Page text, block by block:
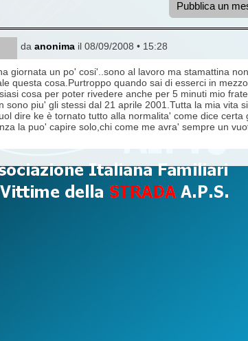
Pubblica un
da anonima il 08/09/2008 • 15:28
giornata un po' cosi'..sono al lavoro ma stamattina
questa cosa.Purtroppo quando sai di esserci in
cosa per poter rivedere anche per 5 minuti mio
sono piu' gli stessi dal 21 aprile 2001.Tutta la mia vita
dire ke è tornato tutto alla normalita' come dice
la puo' capire solo,chi come me avra' sempre un